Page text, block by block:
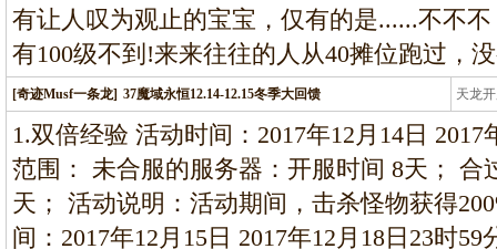
有让人叹为观止的宝宝，仅有的是......不不
有100级不到!来来往往的人从40摊位跑过，
[奇迹Musf一条龙] 37魔域永恒12.14-12.15冬季大回馈 天龙
龙
1.双倍经验 活动时间：2017年12月14日 2017
范围： 未合服的服务器：开服时间 8天； 合
天； 活动说明：活动期间，击杀怪物获得
间：2017年12月15日 2017年12月18日23时